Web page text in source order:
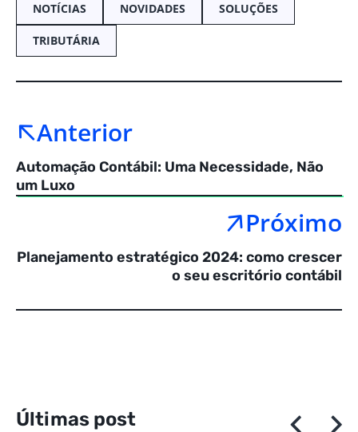
NOTÍCIAS NOVIDADES SOLUÇÕES
TRIBUTÁRIA
Anterior
Automação Contábil: Uma Necessidade, Não
um Luxo
Próximo
Planejamento estratégico 2024: como crescer
o seu escritório contábil
Últimas post